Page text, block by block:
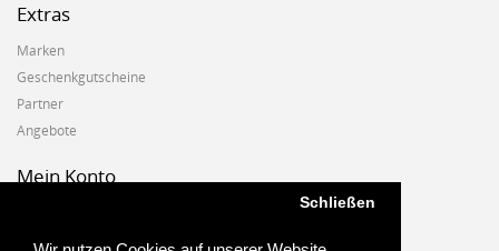
Schließen
Extras
Marken
Geschenkgutscheine
Partner
Angebote
Mein Konto
Auftragshistorie